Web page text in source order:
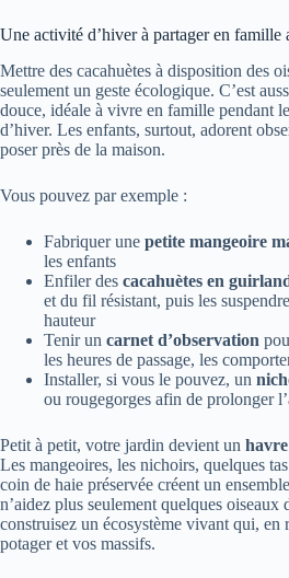
Une activité d’hiver à partager en famille
Mettre des cacahuètes à disposition des
seulement un geste écologique. C’est
douce, idéale à vivre en famille pendant
d’hiver. Les enfants, surtout, adorent
poser près de la maison.
Vous pouvez par exemple :
Fabriquer une petite mangeoire
les enfants
Enfiler des cacahuètes en
et du fil résistant, puis les
hauteur
Tenir un carnet d’observation
les heures de passage, les
Installer, si vous le pouvez, un
ou rougegorges afin de prolonger
Petit à petit, votre jardin devient un
Les mangeoires, les nichoirs, quelques
coin de haie préservée créent un
n’aidez plus seulement quelques oiseaux
construisez un écosystème vivant qui, en
potager et vos massifs.